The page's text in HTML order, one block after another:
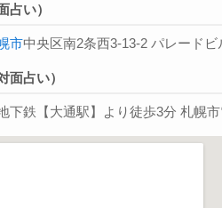
占い）
市中央区南2条西3-13-2 パレードビ
面占い）
下鉄【大通駅】より徒歩3分 札幌